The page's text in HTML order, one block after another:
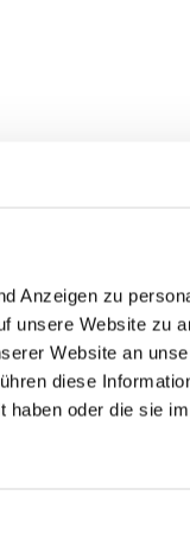
Anzeigen zu
unsere Website zu
Website an
diese
haben oder die sie